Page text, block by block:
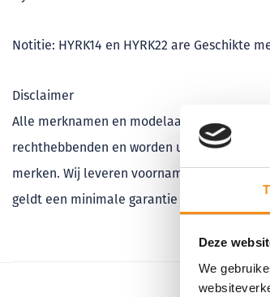
Deze
We
Notitie: HYRK14 en HYRK22 are Geschikte
Disclaimer
Alle merknamen en modelaanduidingen
rechthebbenden en worden uitsluitend
merken. Wij leveren voornamelijk
geldt een minimale garantie van 12